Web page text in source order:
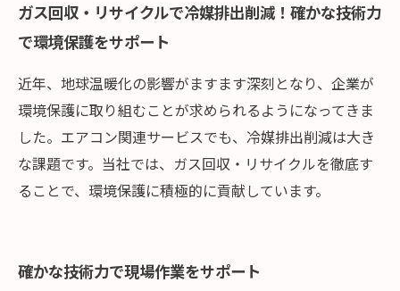
ガス回収・リサイクルで冷媒排出削減！確かな技術力
で環境保護をサポート
近年、地球温暖化の影響がますます深刻となり、企業が
環境保護に取り組むことが求められるようになってきま
した。エアコン関連サービスでも、冷媒排出削減は大き
な課題です。当社では、ガス回収・リサイクルを徹底す
ることで、環境保護に積極的に貢献しています。
確かな技術力で現場作業をサポート